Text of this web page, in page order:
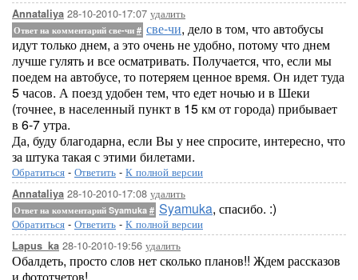
Annataliya 28-10-2010-17:07 удалить
Ответ на комментарий све-чи # све-чи, дело в том, что автобусы
идут только днем, а это очень не удобно, потому что днем
лучше гулять и все осматривать. Получается, что, если мы
поедем на автобусе, то потеряем ценное время. Он идет туда
5 часов. А поезд удобен тем, что едет ночью и в Шеки
(точнее, в населенный пункт в 15 км от города) прибывает
в 6-7 утра.
Да, буду благодарна, если Вы у нее спросите, интересно, что
за штука такая с этими билетами.
Обратиться - Ответить - К полной версии
Annataliya 28-10-2010-17:08 удалить
Ответ на комментарий Syamuka # Syamuka, спасибо. :)
Обратиться - Ответить - К полной версии
Lapus_ka 28-10-2010-19:56 удалить
Обалдеть, просто слов нет сколько планов!! Ждем рассказов